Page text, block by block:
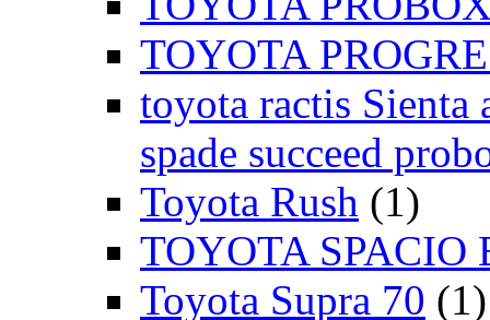
TOYOTA
toyota ractis Sienta
spade succeed
Toyota Rush (1)
TOYOTA SPACIO
Toyota Supra 70 (1)